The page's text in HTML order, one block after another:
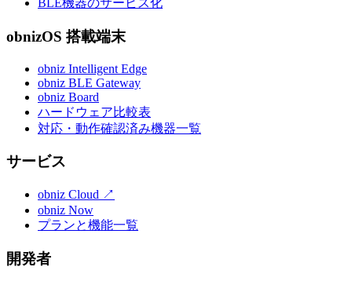
BLE機器のサービス化
obnizOS 搭載端末
obniz Intelligent Edge
obniz BLE Gateway
obniz Board
ハードウェア比較表
対応・動作確認済み機器一覧
サービス
obniz Cloud ↗
obniz Now
プランと機能一覧
開発者